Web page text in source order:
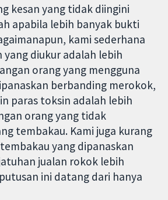
kesan yang tidak diingini
apabila lebih banyak bukti
kami sederhana
yang diukur adalah lebih
orang yang mengguna
berbanding merokok,
paras toksin adalah lebih
orang yang tidak
tembakau. Kami juga kurang
yang dipanaskan
jualan rokok lebih
ini datang dari hanya